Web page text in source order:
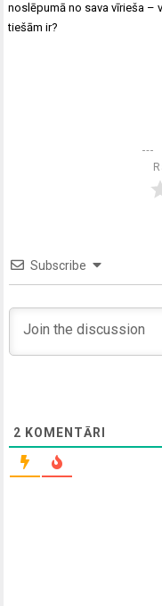
noslēpumā no sava vīrieša –
tiešām ir?
Subscribe
2 KOMENTĀRI